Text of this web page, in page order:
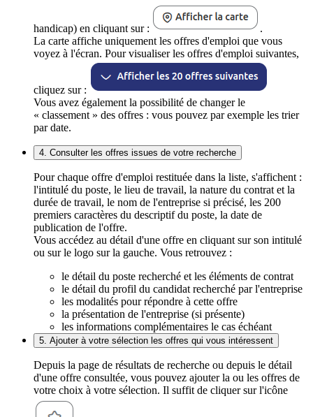
handicap) en cliquant sur :
.
La carte affiche uniquement les offres d'emploi que vous
voyez à l'écran. Pour visualiser les offres d'emploi suivantes,
cliquez sur :
Vous avez également la possibilité de changer le
« classement » des offres : vous pouvez par exemple les trier
par date.
4. Consulter les offres issues de votre recherche
Pour chaque offre d'emploi restituée dans la liste, s'affichent :
l'intitulé du poste, le lieu de travail, la nature du contrat et la
durée de travail, le nom de l'entreprise si précisé, les 200
premiers caractères du descriptif du poste, la date de
publication de l'offre.
Vous accédez au détail d'une offre en cliquant sur son intitulé
ou sur le logo sur la gauche. Vous retrouvez :
le détail du poste recherché et les éléments de contrat
le détail du profil du candidat recherché par l'entreprise
les modalités pour répondre à cette offre
la présentation de l'entreprise (si présente)
les informations complémentaires le cas échéant
5. Ajouter à votre sélection les offres qui vous intéressent
Depuis la page de résultats de recherche ou depuis le détail
d'une offre consultée, vous pouvez ajouter la ou les offres de
votre choix à votre sélection. Il suffit de cliquer sur l'icône